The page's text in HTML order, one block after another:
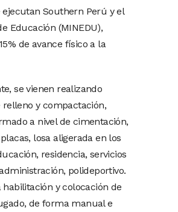
ejecutan Southern Perú y el
Educación (MINEDU),
de avance físico a la
se vienen realizando
relleno y compactación,
a nivel de cimentación,
losa aligerada en los
residencia, servicios
polideportivo.
habilitación y colocación de
de forma manual e